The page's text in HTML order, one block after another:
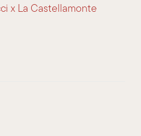
x La Castellamonte